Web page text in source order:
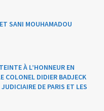
SANI MOUHAMADOU
À L’HONNEUR EN
COLONEL DIDIER BADJECK
DE PARIS ET LES